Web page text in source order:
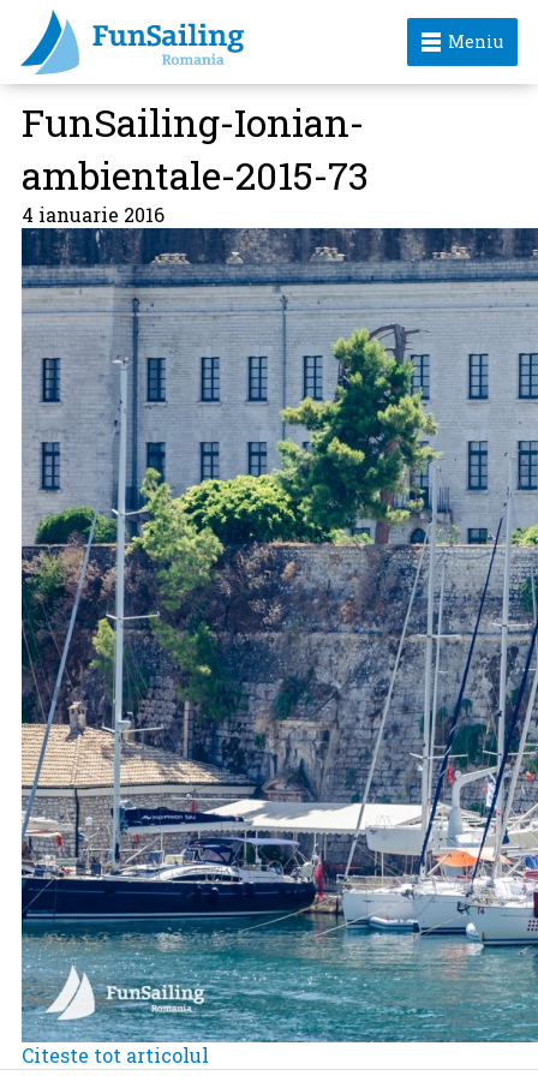
Meniu
FunSailing-Ionian-
ambientale-2015-73
4 ianuarie 2016
Citeste tot articolul